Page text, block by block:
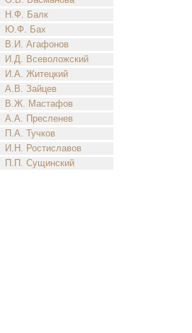
Н.Ф. Балк
Ю.Ф. Бах
В.И. Агафонов
И.Д. Всеволожский
И.А. Житецкий
А.В. Зайцев
В.Ж. Мастафов
А.А. Пресленев
П.А. Тучков
И.Н. Ростиславов
П.П. Сущинский